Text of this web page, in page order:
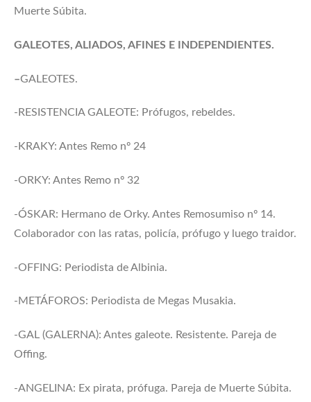
Muerte Súbita.
GALEOTES, ALIADOS, AFINES E INDEPENDIENTES.
–GALEOTES.
-RESISTENCIA GALEOTE: Prófugos, rebeldes.
-KRAKY: Antes Remo nº 24
-ORKY: Antes Remo nº 32
-ÓSKAR: Hermano de Orky. Antes Remosumiso nº 14.
Colaborador con las ratas, policía, prófugo y luego traidor.
-OFFING: Periodista de Albinia.
-METÁFOROS: Periodista de Megas Musakia.
-GAL (GALERNA): Antes galeote. Resistente. Pareja de
Offing.
-ANGELINA: Ex pirata, prófuga. Pareja de Muerte Súbita.